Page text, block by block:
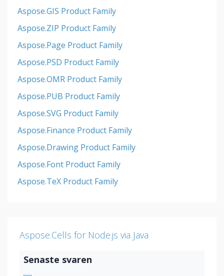
Aspose.GIS Product Family
Aspose.ZIP Product Family
Aspose.Page Product Family
Aspose.PSD Product Family
Aspose.OMR Product Family
Aspose.PUB Product Family
Aspose.SVG Product Family
Aspose.Finance Product Family
Aspose.Drawing Product Family
Aspose.Font Product Family
Aspose.TeX Product Family
Aspose.Cells for Node.js via Java
Senaste svaren